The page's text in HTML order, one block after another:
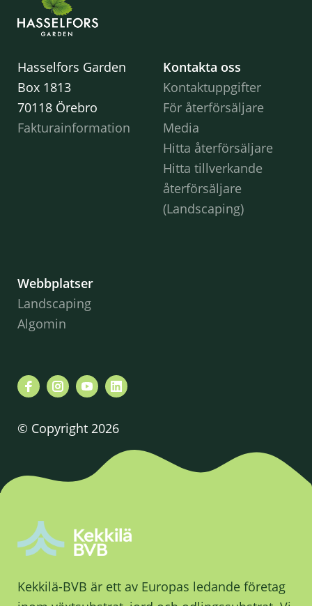
Hasselfors Garden
Box 1813
70118 Örebro
Fakturainformation
Kontakta oss
Kontaktuppgifter
För återförsäljare
Media
Hitta återförsäljare
Hitta tillverkande
återförsäljare
(Landscaping)
Webbplatser
Landscaping
Algomin
© Copyright 2026
Kekkilä-BVB är ett av Europas ledande företag